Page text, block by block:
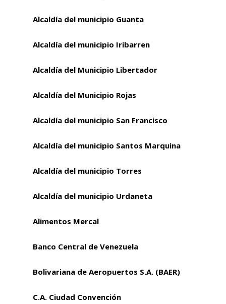
Alcaldía del municipio Guanta
Alcaldía del municipio Iribarren
Alcaldía del Municipio Libertador
Alcaldía del Municipio Rojas
Alcaldía del municipio San Francisco
Alcaldía del municipio Santos Marquina
Alcaldía del municipio Torres
Alcaldía del municipio Urdaneta
Alimentos Mercal
Banco Central de Venezuela
Bolivariana de Aeropuertos S.A. (BAER)
C.A. Ciudad Convención